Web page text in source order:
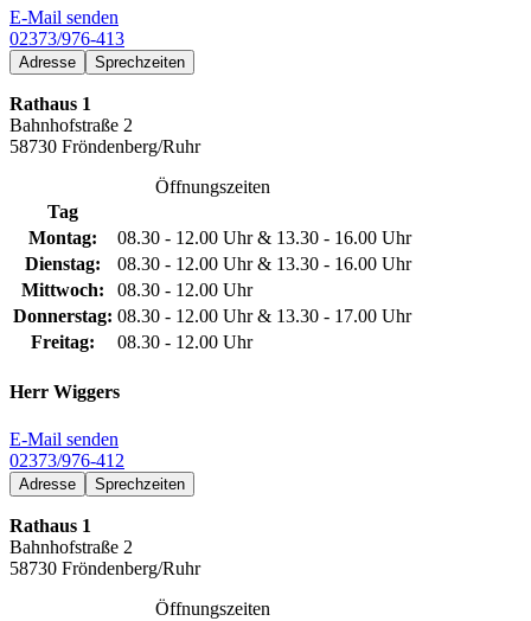
E-Mail senden
02373/976-413
Adresse Sprechzeiten
Rathaus 1
Bahnhofstraße 2
58730 Fröndenberg/Ruhr
Öffnungszeiten
Tag
Montag:
08.30 - 12.00 Uhr & 13.30 - 16.00 Uhr
Dienstag:
08.30 - 12.00 Uhr & 13.30 - 16.00 Uhr
Mittwoch:
08.30 - 12.00 Uhr
Donnerstag: 08.30 - 12.00 Uhr & 13.30 - 17.00 Uhr
Freitag:
08.30 - 12.00 Uhr
Herr Wiggers
E-Mail senden
02373/976-412
Adresse Sprechzeiten
Rathaus 1
Bahnhofstraße 2
58730 Fröndenberg/Ruhr
Öffnungszeiten